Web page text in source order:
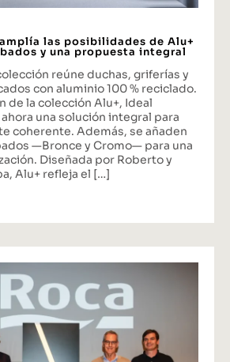
las posibilidades de Alu+
y una propuesta integral
reúne duchas, griferías y
con aluminio 100 % reciclado.
de la colección Alu+, Ideal
una solución integral para
coherente. Además, se añaden
—Bronce y Cromo— para una
Diseñada por Roberto y
Alu+ refleja el […]